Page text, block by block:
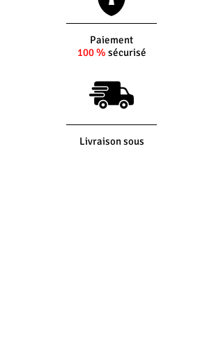
Paiement
100 % sécurisé
Livraison sous